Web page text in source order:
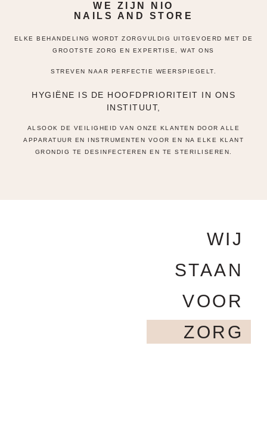
WE ZIJN NIO
NAILS AND STORE
ELKE BEHANDELING WORDT ZORGVULDIG UITGEVOERD MET DE
GROOTSTE ZORG EN EXPERTISE, WAT ONS
STREVEN NAAR PERFECTIE WEERSPIEGELT.
HYGIËNE IS DE HOOFDPRIORITEIT IN ONS
INSTITUUT,
ALSOOK DE VEILIGHEID VAN ONZE KLANTEN DOOR ALLE
APPARATUUR EN INSTRUMENTEN VOOR EN NA ELKE KLANT
GRONDIG TE DESINFECTEREN EN TE STERILISEREN.
WIJ
STAAN
VOOR
ZORG